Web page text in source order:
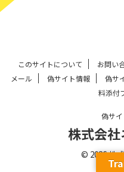
このサイトについて お問い
メール
偽サイト情報 偽サ
料添付
偽サ
株式会
© 2026 株